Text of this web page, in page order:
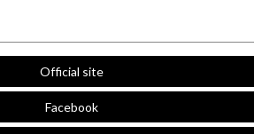
Official site
Facebook